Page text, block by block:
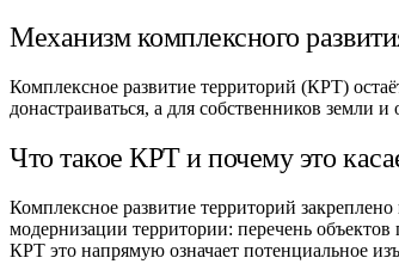
Механизм комплексного
Комплексное развитие территорий (КРТ)
донастраиваться, а для собственников земли
Что такое КРТ и почему это
Комплексное развитие территорий
модернизации территории: перечень
КРТ это напрямую означает потенциальное